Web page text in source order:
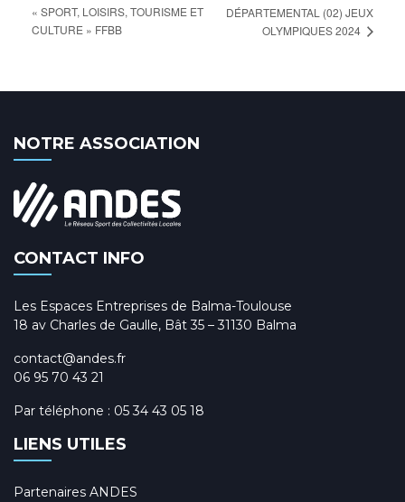
« SPORT, LOISIRS, TOURISME ET
CULTURE » FFBB
DÉPARTEMENTAL (02) JEUX
OLYMPIQUES 2024
NOTRE ASSOCIATION
CONTACT INFO
Les Espaces Entreprises de Balma-Toulouse
18 av Charles de Gaulle, Bât 35 – 31130 Balma
contact@andes.fr
06 95 70 43 21
Par téléphone : 05 34 43 05 18
LIENS UTILES
Partenaires ANDES